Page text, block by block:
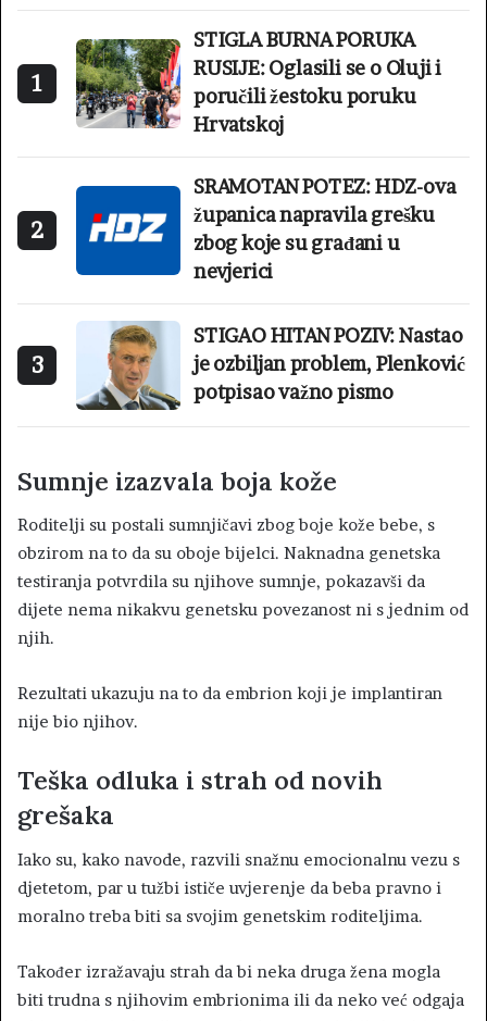
1
STIGLA BURNA PORUKA
RUSIJE: Oglasili se o Oluji i
poručili žestoku poruku
Hrvatskoj
2
SRAMOTAN POTEZ: HDZ-ova
županica napravila grešku
zbog koje su građani u
nevjerici
3
STIGAO HITAN POZIV: Nastao
je ozbiljan problem, Plenković
potpisao važno pismo
Sumnje izazvala boja kože
Roditelji su postali sumnjičavi zbog boje kože bebe, s
obzirom na to da su oboje bijelci. Naknadna genetska
testiranja potvrdila su njihove sumnje, pokazavši da
dijete nema nikakvu genetsku povezanost ni s jednim od
njih.
Rezultati ukazuju na to da embrion koji je implantiran
nije bio njihov.
Teška odluka i strah od novih
grešaka
Iako su, kako navode, razvili snažnu emocionalnu vezu s
djetetom, par u tužbi ističe uvjerenje da beba pravno i
moralno treba biti sa svojim genetskim roditeljima.
Također izražavaju strah da bi neka druga žena mogla
biti trudna s njihovim embrionima ili da neko već odgaja